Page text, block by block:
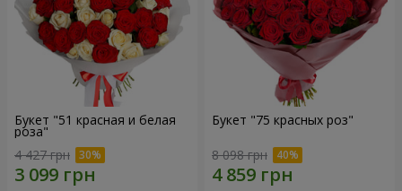
Букет "51 красная и белая
роза"
4 427 грн
Букет "75 красных роз"
8 098 грн